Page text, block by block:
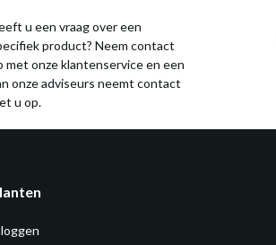
u een vraag over een
product? Neem contact
met onze klantenservice en een
onze adviseurs neemt contact
u op.